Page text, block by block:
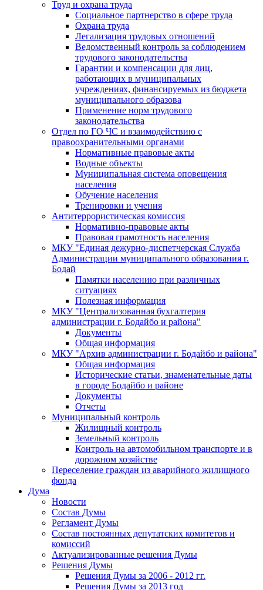
Труд и охрана труда
Социальное партнерство в сфере труда
Охрана труда
Легализация трудовых отношений
Ведомственный контроль за соблюдением
трудового законодательства
Гарантии и компенсации для лиц,
работающих в муниципальных
учреждениях, финансируемых из бюджета
муниципального образова
Применение норм трудового
законодательства
Отдел по ГО ЧС и взаимодействию с
правоохранительными органами
Нормативные правовые акты
Водные объекты
Муниципальная система оповещения
населения
Обучение населения
Тренировки и учения
Антитеррористическая комиссия
Нормативно-правовые акты
Правовая грамотность населения
МКУ "Единая дежурно-диспетчерская Служба
Администрации муниципального образования г.
Бодай
Памятки населению при различных
ситуациях
Полезная информация
МКУ "Централизованная бухгалтерия
администрации г. Бодайбо и района"
Документы
Общая информация
МКУ "Архив администрации г. Бодайбо и района"
Общая информация
Исторические статьи, знаменательные даты
в городе Бодайбо и районе
Документы
Отчеты
Муниципальный контроль
Жилищный контроль
Земельный контроль
Контроль на автомобильном транспорте и в
дорожном хозяйстве
Переселение граждан из аварийного жилищного
фонда
Дума
Новости
Состав Думы
Регламент Думы
Состав постоянных депутатских комитетов и
комиссий
Актуализированные решения Думы
Решения Думы
Решения Думы за 2006 - 2012 гг.
Решения Думы за 2013 год